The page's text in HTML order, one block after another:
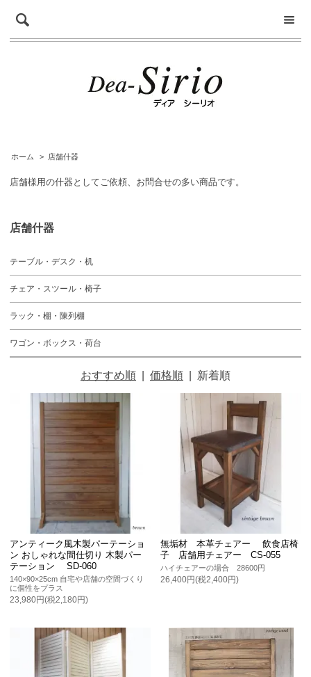
ホーム > 店舗什器
店舗様用の什器としてご依頼、お問合せの多い商品です。
店舗什器
テーブル・デスク・机
チェア・スツール・椅子
ラック・棚・陳列棚
ワゴン・ボックス・荷台
おすすめ順 価格順 新着順
アンティーク風木製パーテーショ
ン おしゃれな間仕切り 木製パー
テーション SD-060
140×90×25cm 自宅や店舗の空間づくり
に個性をプラス
23,980円(税2,180円)
無垢材 本革チェアー 飲食店椅
子 店舗用チェアー CS-055
ハイチェアーの場合 28600円
26,400円(税2,400円)